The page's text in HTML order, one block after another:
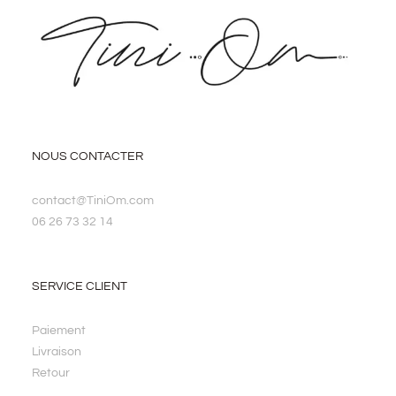
NOUS CONTACTER
contact@TiniOm.com
06 26 73 32 14
SERVICE CLIENT
Paiement
Livraison
Retour